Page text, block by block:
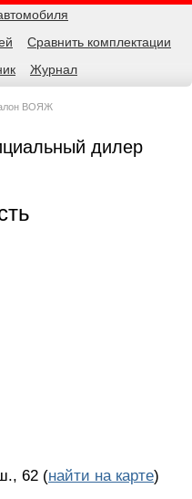
Сравнить комплектации
Журнал
ВОЯЖ
дилер
62 (найти на карте)